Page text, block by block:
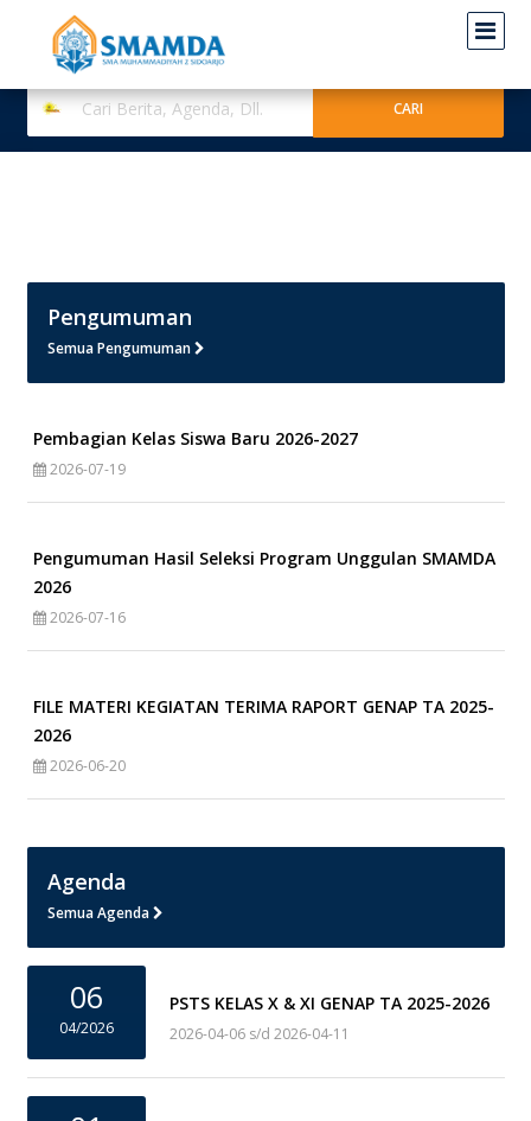
Pengumuman
Semua Pengumuman
Pembagian Kelas Siswa Baru 2026-2027
2026-07-19
Pengumuman Hasil Seleksi Program Unggulan SMAMDA
2026
2026-07-16
FILE MATERI KEGIATAN TERIMA RAPORT GENAP TA 2025-
2026
2026-06-20
Agenda
Semua Agenda
06
04/2026
PSTS KELAS X & XI GENAP TA 2025-2026
2026-04-06 s/d 2026-04-11